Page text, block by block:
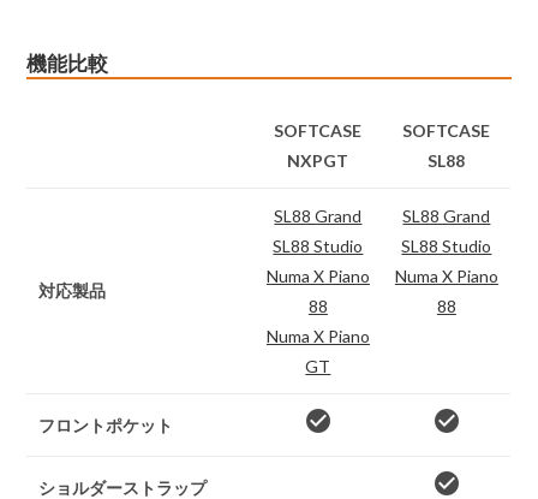
機能比較
SOFTCASE
NXPGT
SOFTCASE
SL88
対応製品
SL88 Grand
SL88 Studio
Numa X Piano
88
Numa X Piano
GT
SL88 Grand
SL88 Studio
Numa X Piano
88
フロントポケット check_circle check_circle
ショルダーストラップ check_circle